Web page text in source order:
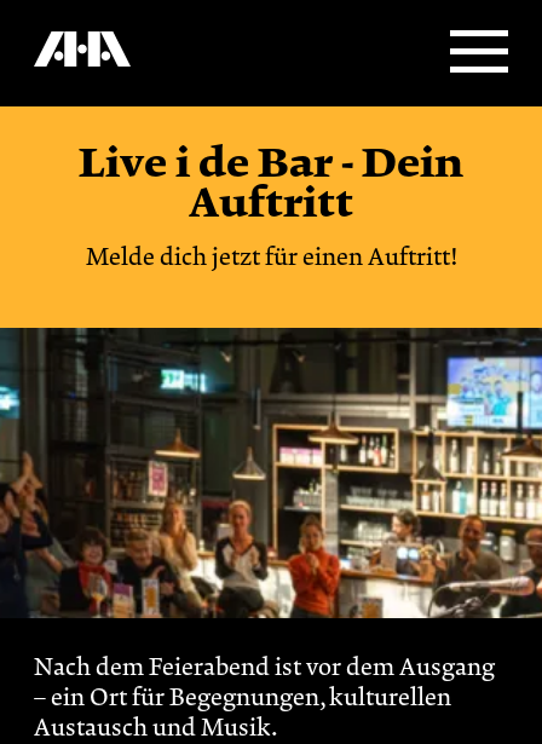
Live i de Bar - Dein
Auftritt
Melde dich jetzt für einen Auftritt!
Nach dem Feierabend ist vor dem Ausgang
– ein Ort für Begegnungen, kulturellen
Austausch und Musik.